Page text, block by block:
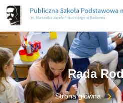
treści
Rada
Strona główna